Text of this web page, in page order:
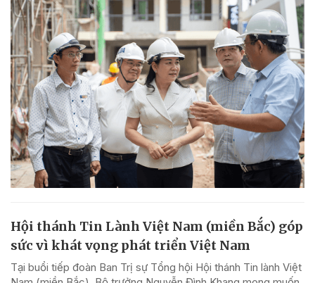
Hội thánh Tin Lành Việt Nam (miền Bắc) góp
sức vì khát vọng phát triển Việt Nam
Tại buổi tiếp đoàn Ban Trị sự Tổng hội Hội thánh Tin lành Việt